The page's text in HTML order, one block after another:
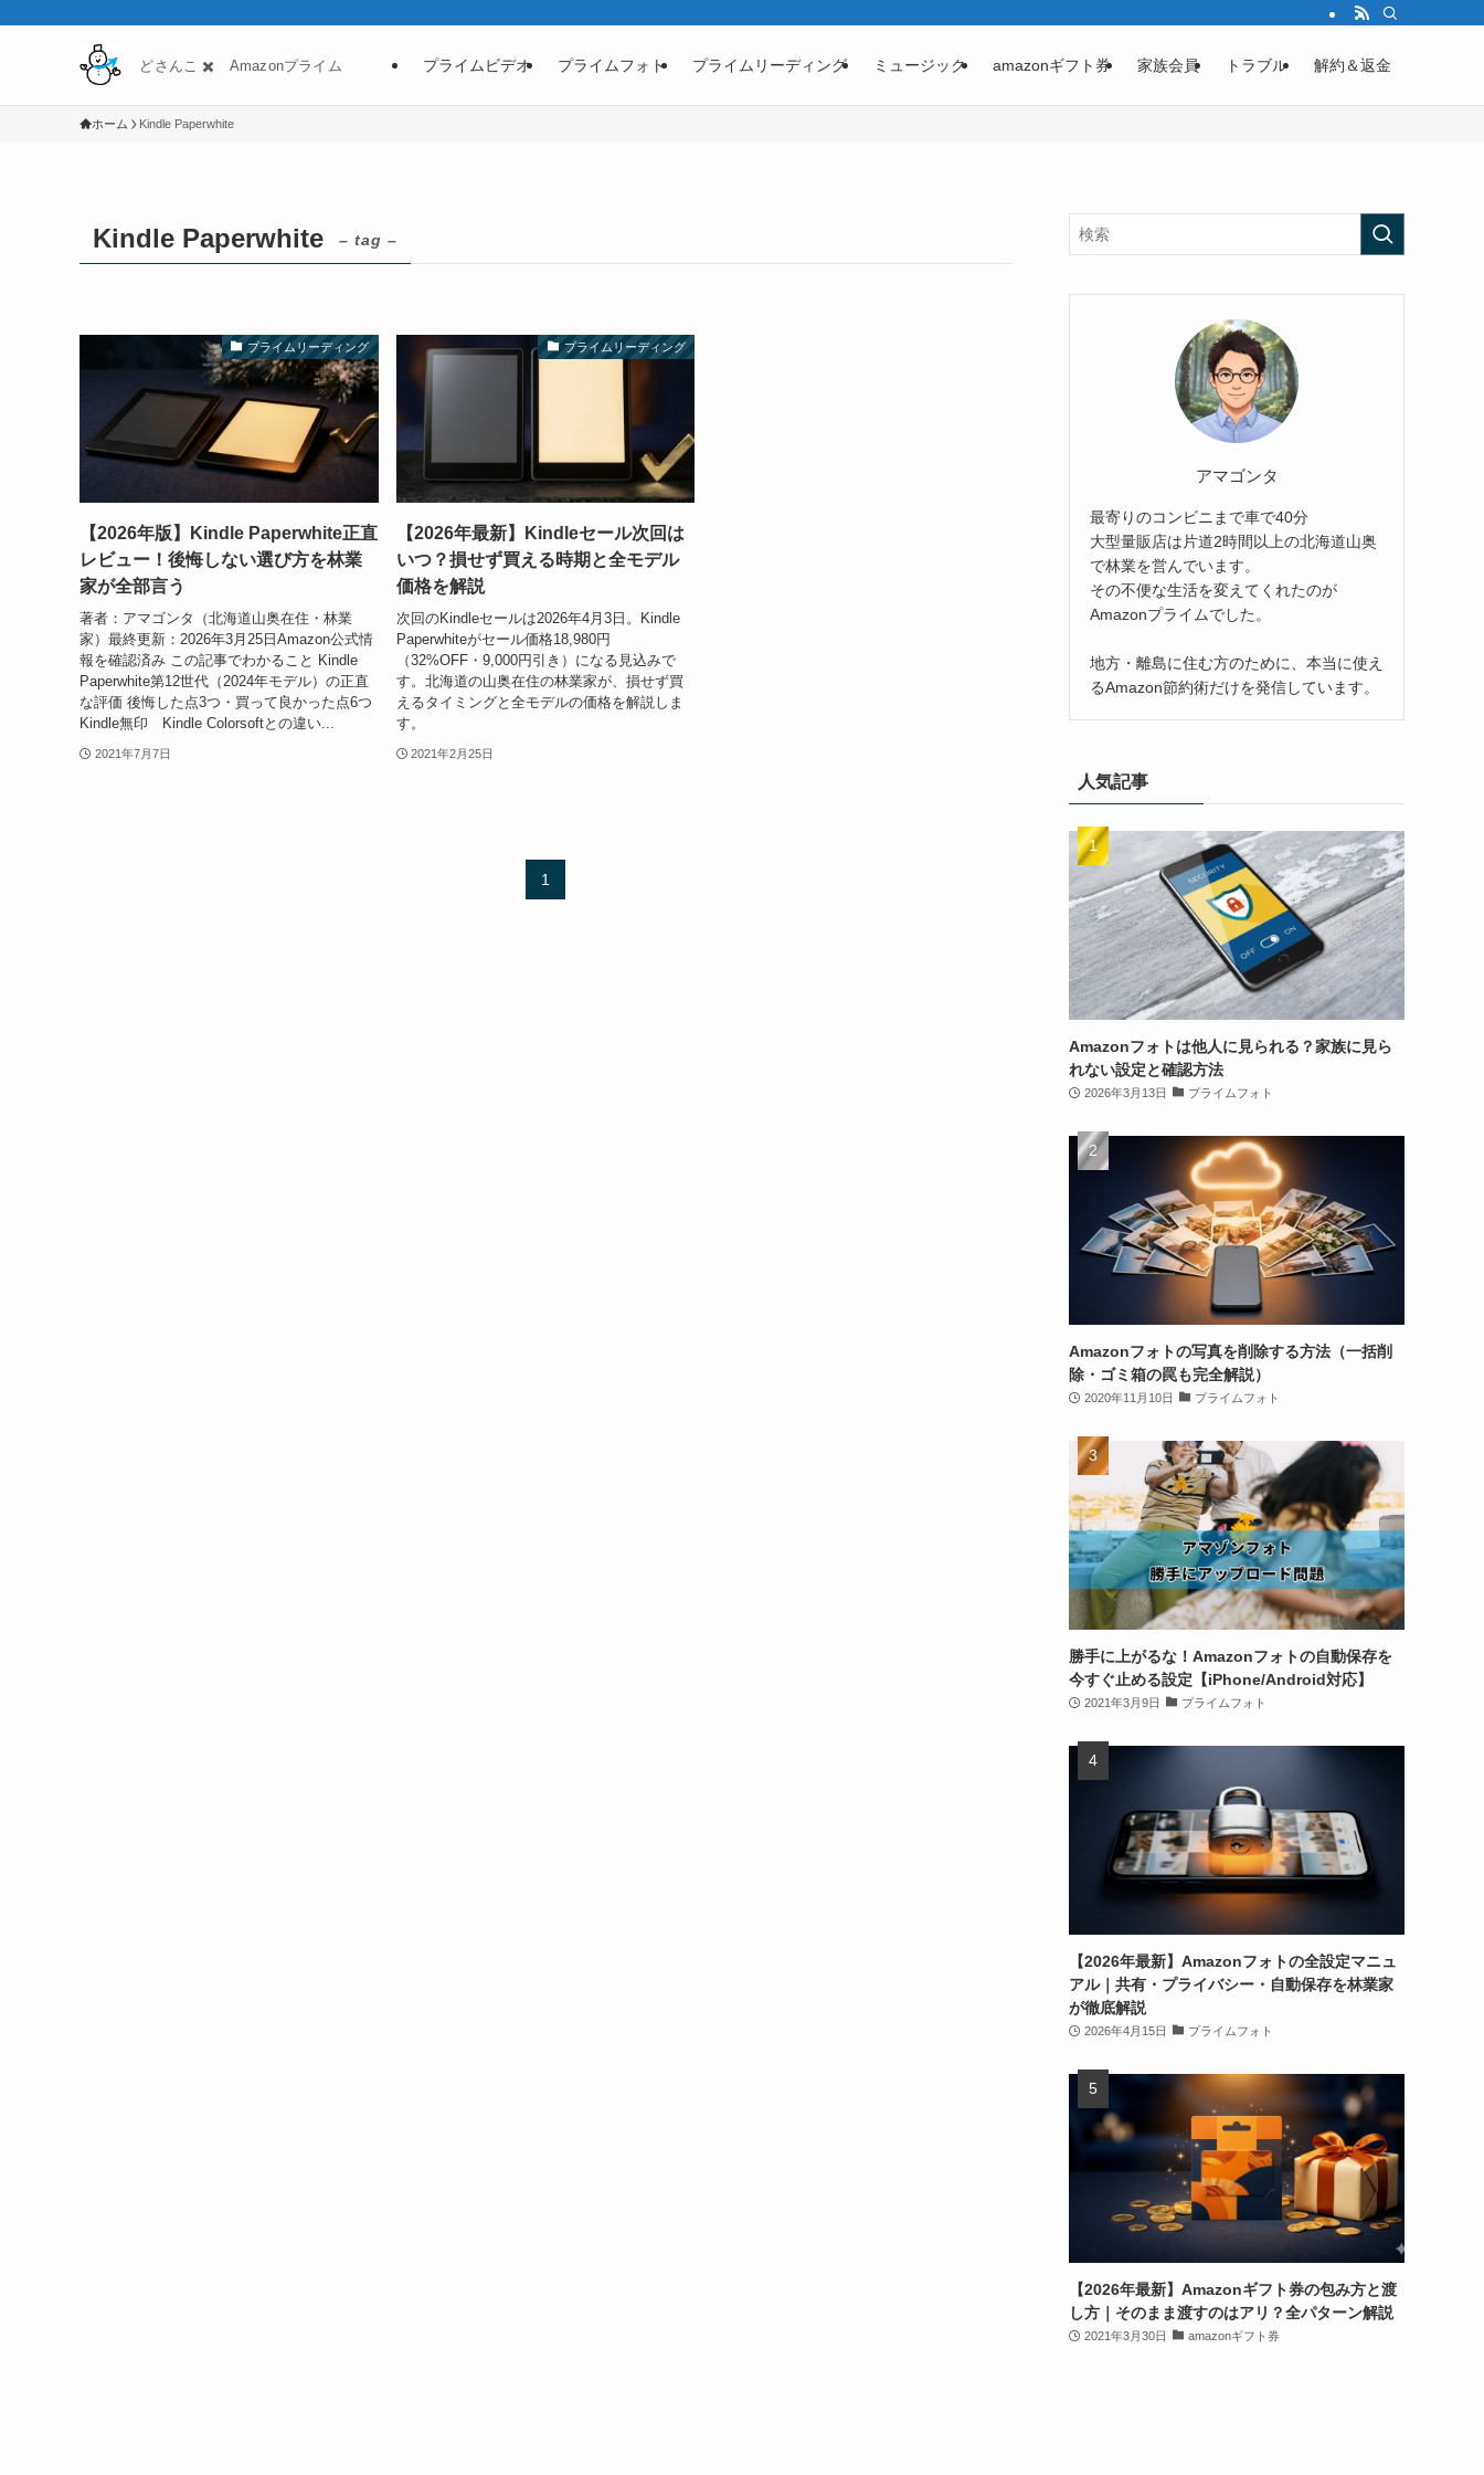
どさんこ ✖️ Amazonプライム プライムビデオ プライムフォト プライムリーディング ミュージック amazonギフト券 家族会員 トラブル 解約＆返金
ホーム Kindle Paperwhite
Kindle Paperwhite – tag –
プライムリーディング
【2026年版】Kindle Paperwhite正直
レビュー！後悔しない選び方を林業
家が全部言う
著者：アマゴンタ（北海道山奥在住・林業
家）最終更新：2026年3月25日Amazon公式情
報を確認済み この記事でわかること Kindle
Paperwhite第12世代（2024年モデル）の正直
な評価 後悔した点3つ・買って良かった点6つ
Kindle無印 Kindle Colorsoftとの違い...
2021年7月7日
プライムリーディング
【2026年最新】Kindleセール次回は
いつ？損せず買える時期と全モデル
価格を解説
次回のKindleセールは2026年4月3日。Kindle
Paperwhiteがセール価格18,980円
（32%OFF・9,000円引き）になる見込みで
す。北海道の山奥在住の林業家が、損せず買
えるタイミングと全モデルの価格を解説しま
す。
2021年2月25日
1
アマゴンタ
最寄りのコンビニまで車で40分
大型量販店は片道2時間以上の北海道山奥
で林業を営んでいます。
その不便な生活を変えてくれたのが
Amazonプライムでした。
地方・離島に住む方のために、本当に使え
るAmazon節約術だけを発信しています。
人気記事
Amazonフォトは他人に見られる？家族に見ら
れない設定と確認方法
2026年3月13日 プライムフォト
Amazonフォトの写真を削除する方法（一括削
除・ゴミ箱の罠も完全解説）
2020年11月10日 プライムフォト
勝手に上がるな！Amazonフォトの自動保存を
今すぐ止める設定【iPhone/Android対応】
2021年3月9日 プライムフォト
【2026年最新】Amazonフォトの全設定マニュ
アル｜共有・プライバシー・自動保存を林業家
が徹底解説
2026年4月15日 プライムフォト
【2026年最新】Amazonギフト券の包み方と渡
し方｜そのまま渡すのはアリ？全パターン解説
2021年3月30日 amazonギフト券